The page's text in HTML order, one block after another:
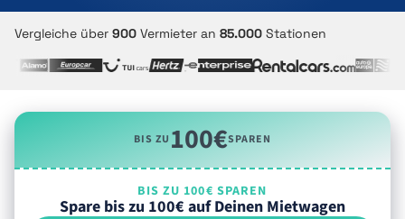
Vergleiche über 900 Vermieter an 85.000 Stationen
BIS ZU100€SPAREN
BIS ZU 100€ SPAREN
Spare bis zu 100€ auf Deinen Mietwagen